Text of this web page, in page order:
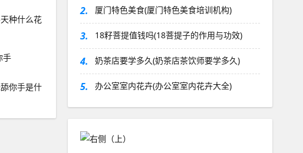
种什么花
你手是什
2. 厦门特色美食(厦门特色美食培训机构)
3. 18籽菩提值钱吗(18菩提子的作用与功效)
4. 奶茶店要学多久(奶茶店茶饮师要学多久)
5. 办公室室内花卉(办公室室内花卉大全)